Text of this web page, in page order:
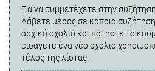
Για να συμμετέχετε στην
Λάβετε μέρος σε κάποια
αρχικό σχόλιο και πατήστε το
εισάγετε ένα νέο σχόλιο
τέλος της λίστας.